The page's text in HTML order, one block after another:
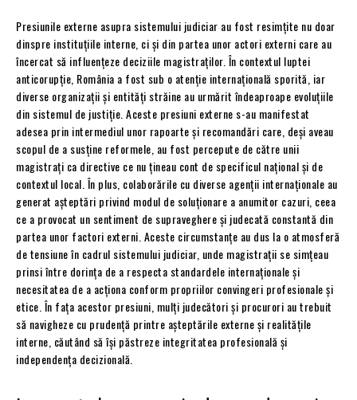
Presiunile externe asupra sistemului judiciar au fost resimțite nu doar
dinspre instituțiile interne, ci și din partea unor actori externi care au
încercat să influențeze deciziile magistraților. În contextul luptei
anticorupție, România a fost sub o atenție internațională sporită, iar
diverse organizații și entități străine au urmărit îndeaproape evoluțiile
din sistemul de justiție. Aceste presiuni externe s-au manifestat
adesea prin intermediul unor rapoarte și recomandări care, deși aveau
scopul de a susține reformele, au fost percepute de către unii
magistrați ca directive ce nu țineau cont de specificul național și de
contextul local. În plus, colaborările cu diverse agenții internaționale au
generat așteptări privind modul de soluționare a anumitor cazuri, ceea
ce a provocat un sentiment de supraveghere și judecată constantă din
partea unor factori externi. Aceste circumstanțe au dus la o atmosferă
de tensiune în cadrul sistemului judiciar, unde magistrații se simțeau
prinsi între dorința de a respecta standardele internaționale și
necesitatea de a acționa conform propriilor convingeri profesionale și
etice. În fața acestor presiuni, mulți judecători și procurori au trebuit
să navigheze cu prudență printre așteptările externe și realitățile
interne, căutând să își păstreze integritatea profesională și
independența decizională.